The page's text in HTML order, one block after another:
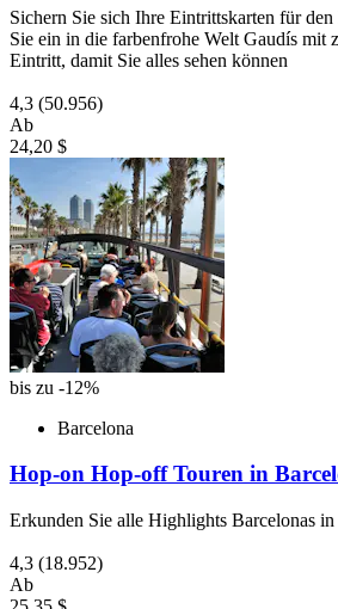
Sichern Sie sich Ihre Eintrittskarten für
Sie ein in die farbenfrohe Welt Gaudís mit
Eintritt, damit Sie alles sehen können
4,3 (50.956)
Ab
24,20 $
bis zu -12%
Barcelona
Hop-on Hop-off Touren in
Erkunden Sie alle Highlights Barcelonas
4,3 (18.952)
Ab